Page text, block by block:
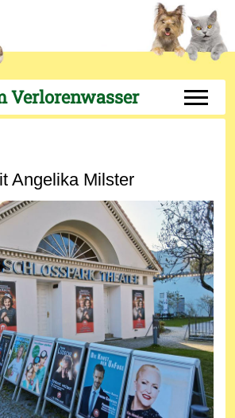
Verlorenwasser Off-
Angelika Milster